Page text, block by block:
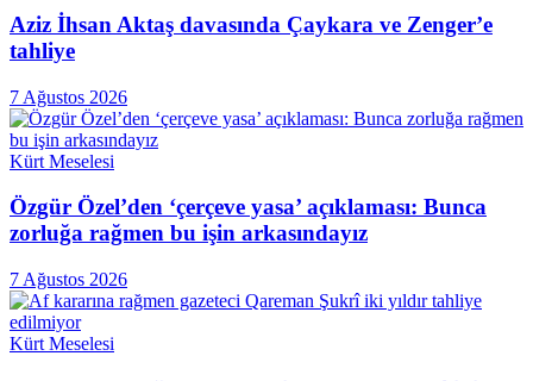
Aziz İhsan Aktaş davasında Çaykara ve Zenger’e
tahliye
7 Ağustos 2026
Kürt Meselesi
Özgür Özel’den ‘çerçeve yasa’ açıklaması: Bunca
zorluğa rağmen bu işin arkasındayız
7 Ağustos 2026
Kürt Meselesi